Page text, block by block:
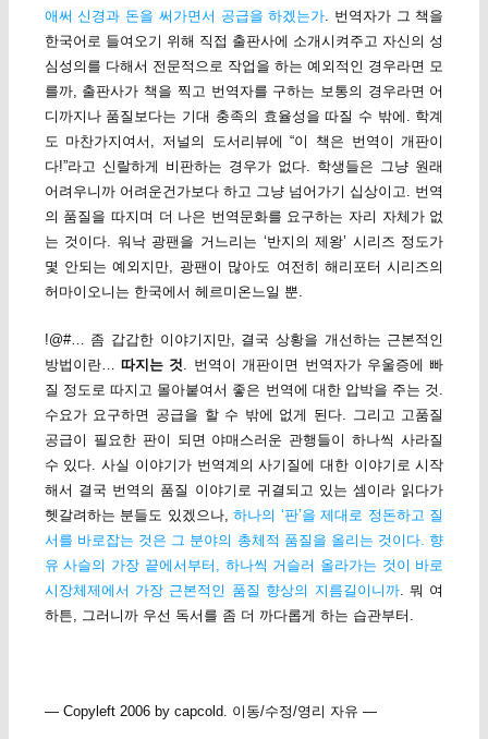
애써 신경과 돈을 써가면서 공급을 하겠는가 . 번역자가 그 책을
한국어로 들여오기 위해 직접 출판사에 소개시켜주고 자신의 성
심성의를 다해서 전문적으로 작업을 하는 예외적인 경우라면 모
를까, 출판사가 책을 찍고 번역자를 구하는 보통의 경우라면 어
디까지나 품질보다는 기대 충족의 효율성을 따질 수 밖에. 학계
도 마찬가지여서, 저널의 도서리뷰에 “이 책은 번역이 개판이
다!”라고 신랄하게 비판하는 경우가 없다. 학생들은 그냥 원래
어려우니까 어려운건가보다 하고 그냥 넘어가기 십상이고. 번역
의 품질을 따지며 더 나은 번역문화를 요구하는 자리 자체가 없
는 것이다. 워낙 광팬을 거느리는 ‘반지의 제왕’ 시리즈 정도가
몇 안되는 예외지만, 광팬이 많아도 여전히 해리포터 시리즈의
허마이오니는 한국에서 헤르미온느일 뿐.
!@#… 좀 갑갑한 이야기지만, 결국 상황을 개선하는 근본적인
방법이란…따지는 것 . 번역이 개판이면 번역자가 우울증에 빠
질 정도로 따지고 몰아붙여서 좋은 번역에 대한 압박을 주는 것.
수요가 요구하면 공급을 할 수 밖에 없게 된다. 그리고 고품질
공급이 필요한 판이 되면 야매스러운 관행들이 하나씩 사라질
수 있다. 사실 이야기가 번역계의 사기질에 대한 이야기로 시작
해서 결국 번역의 품질 이야기로 귀결되고 있는 셈이라 읽다가
헷갈려하는 분들도 있겠으나,하나의 ‘판’을 제대로 정돈하고 질
서를 바로잡는 것은 그 분야의 총체적 품질을 올리는 것이다. 향
유 사슬의 가장 끝에서부터, 하나씩 거슬러 올라가는 것이 바로
시장체제에서 가장 근본적인 품질 향상의 지름길이니까. 뭐 여
하튼, 그러니까 우선 독서를 좀 더 까다롭게 하는 습관부터.
— Copyleft 2006 by capcold. 이동/수정/영리 자유 —